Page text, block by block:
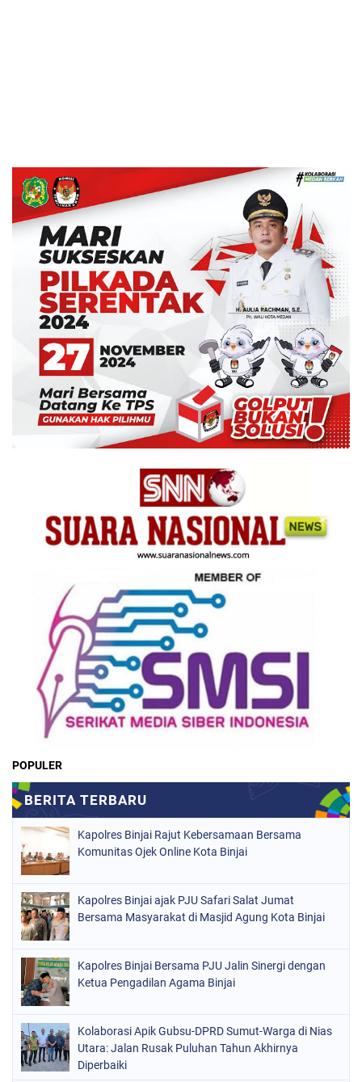
POPULER
Kapolres Binjai Rajut Kebersamaan Bersama
Komunitas Ojek Online Kota Binjai
Kapolres Binjai ajak PJU Safari Salat Jumat
Bersama Masyarakat di Masjid Agung Kota Binjai
Kapolres Binjai Bersama PJU Jalin Sinergi dengan
Ketua Pengadilan Agama Binjai
Kolaborasi Apik Gubsu-DPRD Sumut-Warga di Nias
Utara: Jalan Rusak Puluhan Tahun Akhirnya
Diperbaiki